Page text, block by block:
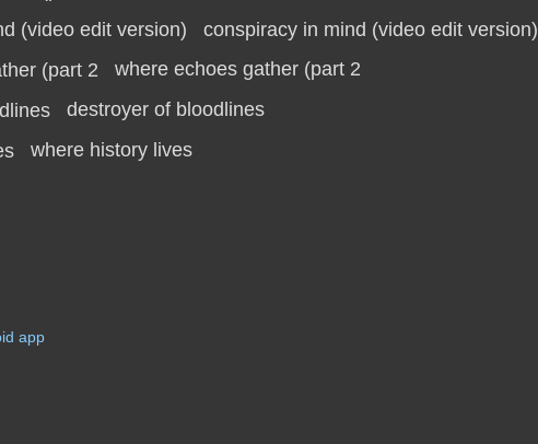
conspiracy in mind (video edit version)
where echoes gather (part 2
destroyer of bloodlines
where history lives